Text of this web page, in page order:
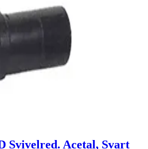
Svivelred. Acetal, Svart